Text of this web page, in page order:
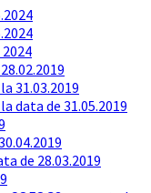
31.03.2019
data de 31.05.2019
de 28.03.2019